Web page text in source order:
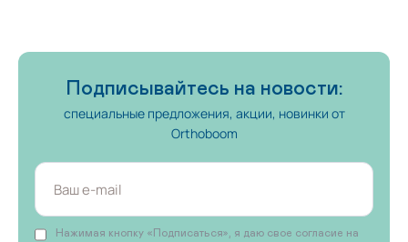
Подписывайтесь на новости:
специальные предложения, акции, новинки от
Orthoboom
Нажимая кнопку «Подписаться», я даю свое согласие на